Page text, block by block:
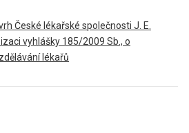
České lékařské společnosti J. E.
vyhlášky 185/2009 Sb., o
lékařů